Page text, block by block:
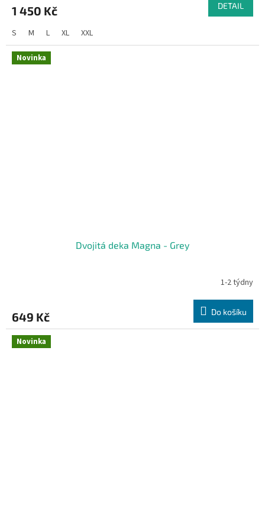
1 450 Kč DETAIL
S M L XL XXL
Novinka
Dvojitá deka Magna - Grey
1-2 týdny
649 Kč Do košíku
Novinka